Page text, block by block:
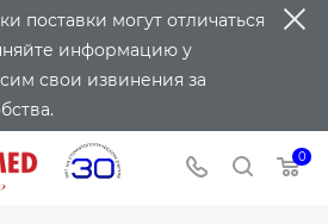
поставки могут отличаться
информацию у
свои извинения за
0